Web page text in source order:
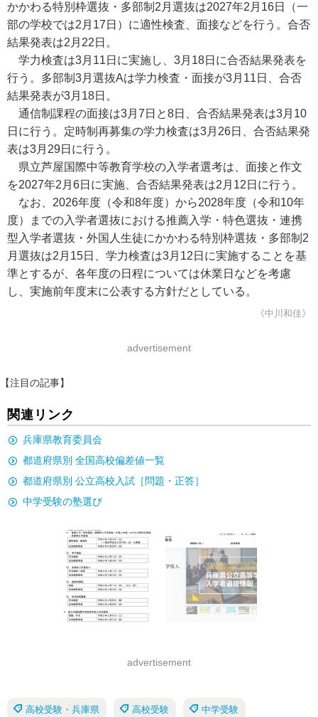
かかわる特別枠選抜・多部制2月選抜は2027年2月16日（一
部の学校では2月17日）に適性検査、面接などを行う。合否
結果発表は2月22日。
学力検査は3月11日に実施し、3月18日に合否結果発表を
行う。多部制3月選抜Aは学力検査・面接が3月11日、合否
結果発表が3月18日。
通信制課程の面接は3月7日と8日、合否結果発表は3月10
日に行う。定時制再募集の学力検査は3月26日、合否結果発
表は3月29日に行う。
県立芦屋国際中等教育学校の入学者選考は、面接と作文
を2027年2月6日に実施、合否結果発表は2月12日に行う。
なお、2026年度（令和8年度）から2028年度（令和10年
度）までの入学者選抜における推薦入学・特色選抜・連携
型入学者選抜・外国人生徒にかかわる特別枠選抜・多部制2
月選抜は2月15日、学力検査は3月12日に実施することを基
準とするが、各年度の日程については休業日などを考慮
し、実施前年度末に公表する方針だとしている。
《中川和佳》
advertisement
【注目の記事】
関連リンク
兵庫県教育委員会
都道府県別 全国高校偏差値一覧
都道府県別 公立高校入試［問題・正答］
中学受験の塾選び
advertisement
高校受験・兵庫県 高校受験 中学受験